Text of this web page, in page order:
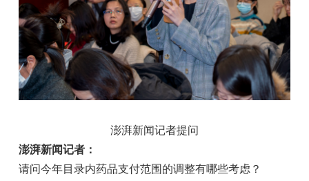
澎湃新闻记者提问
澎湃新闻记者：
请问今年目录内药品支付范围的调整有哪些考虑？